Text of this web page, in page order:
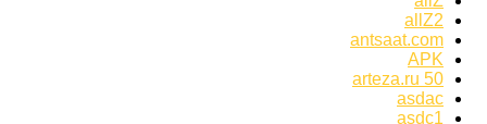
allZ2
antsaat.com
APK
arteza.ru 50
asdac
asdc1